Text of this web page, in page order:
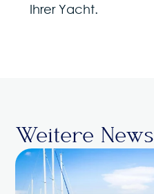
Ihrer Yacht.
Weitere News